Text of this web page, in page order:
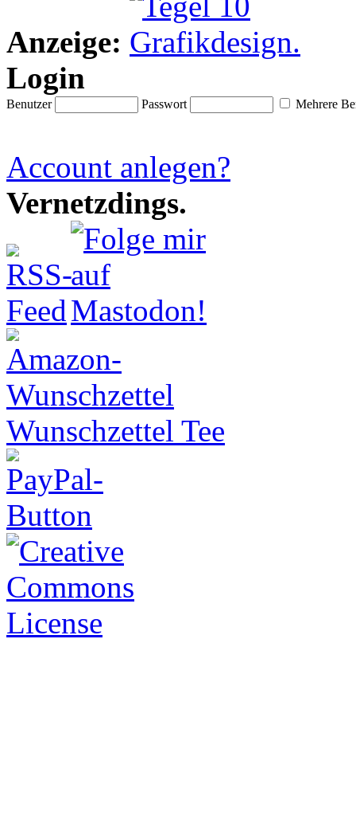
Anzeige:
Login
Benutzer Passwort Mehrere
Account anlegen?
Vernetzdings.
Wunschzettel Tee